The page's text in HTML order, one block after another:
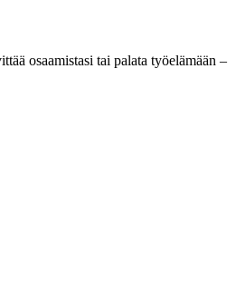
osaamistasi tai palata työelämään –